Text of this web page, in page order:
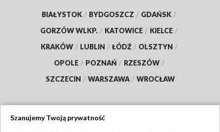
BIAŁYSTOK / BYDGOSZCZ / GDAŃSK /
GORZÓW WLKP. / KATOWICE / KIELCE /
KRAKÓW / LUBLIN / ŁÓDŹ / OLSZTYN /
OPOLE / POZNAŃ / RZESZÓW /
SZCZECIN / WARSZAWA / WROCŁAW
Szanujemy Twoją prywatność